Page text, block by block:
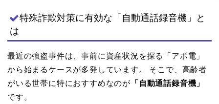
特殊詐欺対策に有効な「自動通話録音機」と
は
最近の強盗事件は、事前に資産状況を探る「アポ電」
から始まるケースが多発しています。 そこで、高齢者
がいる世帯に特におすすめなのが 「自動通話録音機」
です。